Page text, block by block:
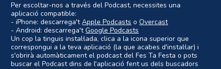
Per escoltar-nos a través del Podcast, necessites una
aplicació compatible:
- iPhone: descarrega'tApple Podcasts oOvercast
- Android: descarrega'tGoogle Podcasts
Un cop la tinguis instal·lada, clica a la icona superior que
correspongui a la teva aplicació (la que acabes d'instal·lar) i
s'obrirà automàticament el podcast del Fes Ta Festa o pots
buscar el Podcast dins de l'aplicació fent us dels buscadors